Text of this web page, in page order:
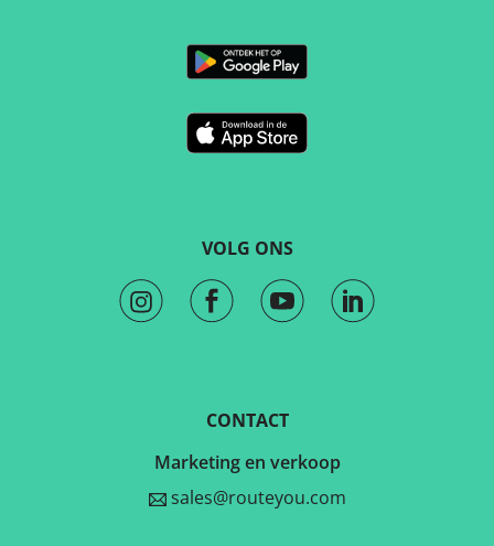
VOLG ONS
CONTACT
Marketing en verkoop
sales@routeyou.com